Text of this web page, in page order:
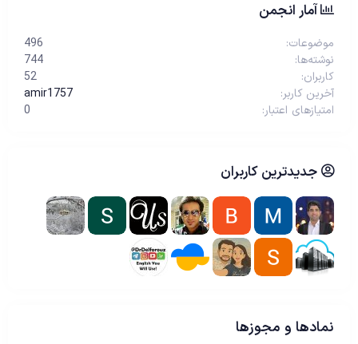
آمار انجمن
موضوعات
496
نوشته‌ها
744
کاربران
52
آخرین کاربر
amir1757
امتیازهای اعتبار
0
جدیدترین کاربران
نمادها و مجوزها